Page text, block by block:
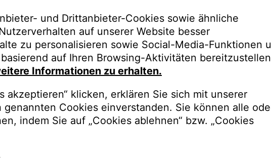
und Drittanbieter-Cookies sowie ähnliche
auf unserer Website besser
zu personalisieren sowie Social-Media-Funktionen
auf Ihren Browsing-Aktivitäten
Informationen zu erhalten.
akzeptieren“ klicken, erklären Sie sich mit unserer
Cookies einverstanden. Sie können alle
indem Sie auf „Cookies ablehnen“ bzw. „Cookies